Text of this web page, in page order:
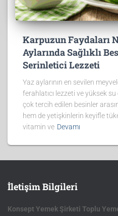
Karpuzun Faydaları
Aylarında Sağlıklı
Serinletici Lezzeti
Yaz aylarının en sevilen
ferahlatıcı lezzeti ve yüksek
çok tercih edilen besinler
hem de yetişkinlerin keyifle
vitamin ve Devamı
İletişim Bilgileri
Konsept Yemek Şirketi Toplu